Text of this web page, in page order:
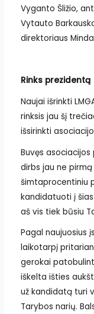
Vyganto Šližio,
Vytauto
direktoriaus
Rinks prezidentą
Naujai išrinkti
rinksis jau šį
išsirinkti
Buvęs asociacijos
dirbs jau ne
šimtaprocentiniu
kandidatuoti į
aš vis tiek būsiu
Pagal naujuosius
laikotarpį
gerokai
iškelta išties
už kandidatą turi
Tarybos narių.